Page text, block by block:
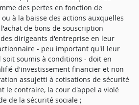
des pertes en fonction de
à la baisse des actions auxquelles
de bons de souscription
dirigeants d'entreprise en leur
- peu important qu'il leur
soumis à conditions - doit en
d'investissement financier et non
assujetti à cotisations de sécurité
le contraire, la cour d'appel a violé
de la sécurité sociale ;